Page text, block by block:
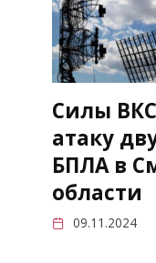
Силы
атаку
БПЛА в
области
09.11.2024